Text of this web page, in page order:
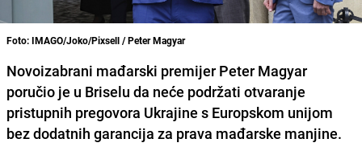
Foto: IMAGO/Joko/Pixsell / Peter Magyar
Novoizabrani mađarski premijer Peter Magyar
poručio je u Briselu da neće podržati otvaranje
pristupnih pregovora Ukrajine s Europskom unijom
bez dodatnih garancija za prava mađarske manjine.